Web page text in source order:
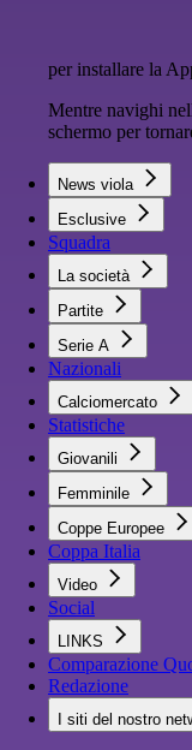
per installare la
Mentre navighi
schermo per
News viola
Esclusive
Squadra
La società
Partite
Serie A
Nazionali
Calciomercato
Statistiche
Giovanili
Femminile
Coppe Europee
Coppa Italia
Video
Social
LINKS
Comparazione
Redazione
I siti del nostro